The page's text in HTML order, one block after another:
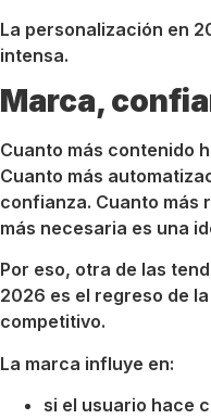
La personalización en
intensa.
Marca,
Cuanto más contenido
Cuanto más
confianza. Cuanto más
más necesaria es una
Por eso, otra de las
2026 es el regreso de
competitivo.
La marca influye en:
si el usuario hace